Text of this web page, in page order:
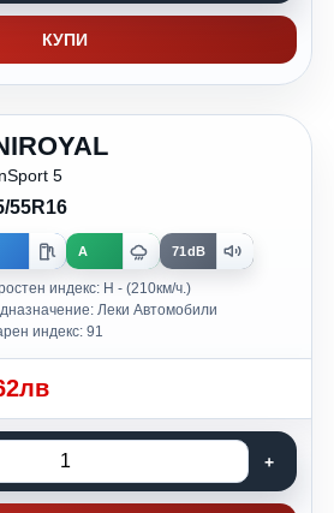
КУПИ
5
55R16
A 71dB
индекс: H - (210км/ч.)
Леки Автомобили
индекс: 91